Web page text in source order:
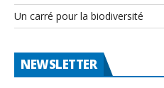
Un carré pour la biodiversité
NEWSLETTER